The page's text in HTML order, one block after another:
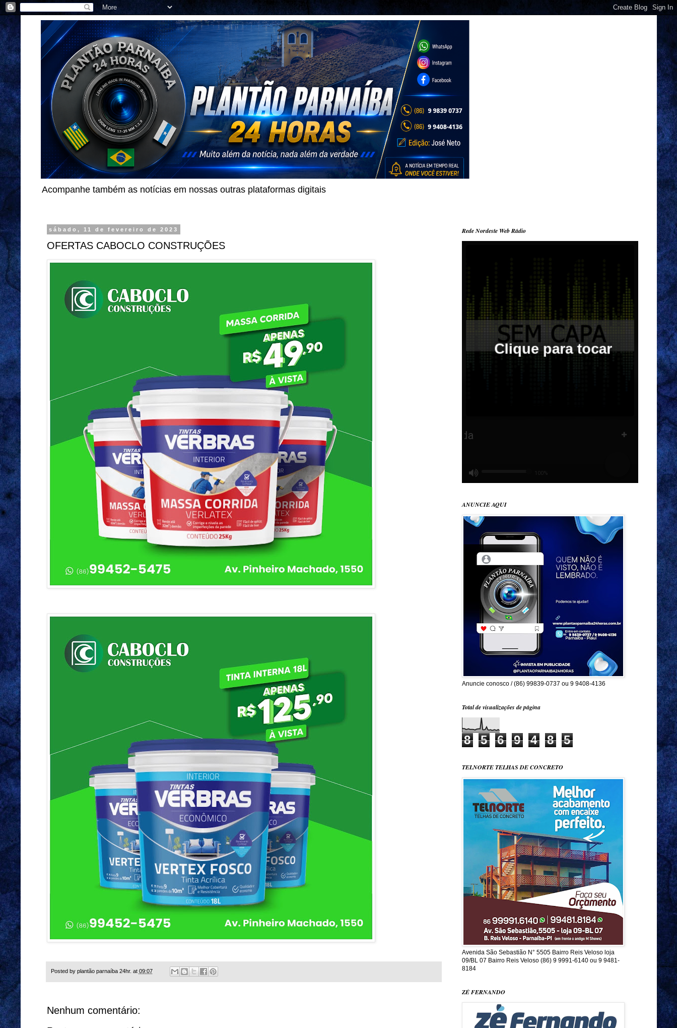
Acompanhe também as notícias em nossas outras plataformas digitais
sábado, 11 de fevereiro de 2023
OFERTAS CABOCLO CONSTRUÇÕES
Posted by plantão parnaíba 24hr. at 09:07
Nenhum comentário:
Rede Nordeste Web Rádio
ANUNCIE AQUI
Anuncie conosco / (86) 99839-0737 ou 9 9408-4136
Total de visualizações de página
8 5 6 9 4 8 5
TELNORTE TELHAS DE CONCRETO
Avenida São Sebastião N° 5505 Bairro Reis Veloso loja
09/BL 07 Bairro Reis Veloso (86) 9 9991-6140 ou 9 9481-
8184
ZÉ FERNANDO